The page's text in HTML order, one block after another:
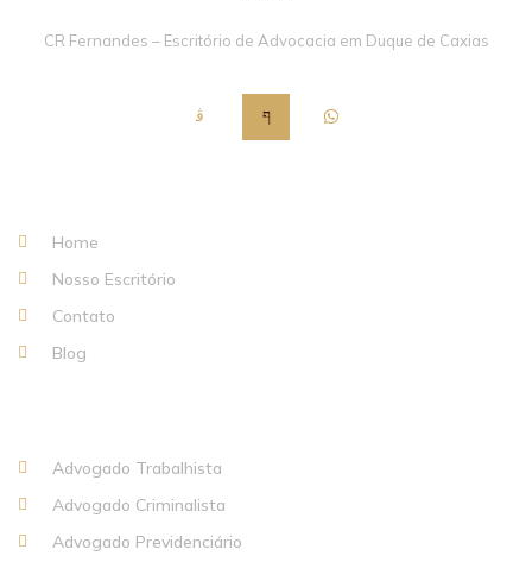
CR Fernandes – Escritório de Advocacia em Duque de Caxias
Home
Nosso Escritório
Contato
Blog
Advogado Trabalhista
Advogado Criminalista
Advogado Previdenciário